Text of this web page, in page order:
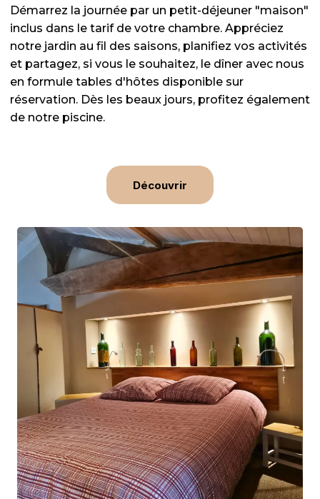
Démarrez la journée par un petit-déjeuner "maison"
inclus dans le tarif de votre chambre. Appréciez
notre jardin au fil des saisons, planifiez vos activités
et partagez, si vous le souhaitez, le dîner avec nous
en formule tables d'hôtes disponible sur
réservation. Dès les beaux jours, profitez également
de notre piscine.
Découvrir